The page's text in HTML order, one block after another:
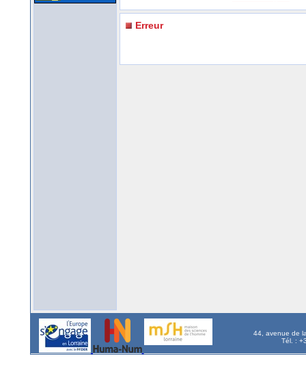
Erreur
44, avenue de
Tél. :